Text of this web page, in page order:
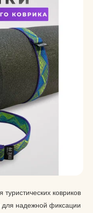
ковриков
надежной фиксации